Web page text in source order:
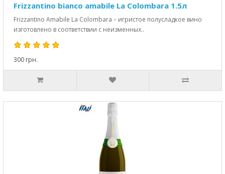
Frizzantino bianco amabile La Colombara 1.5л
Frizzantino Amabile La Colombara – игристое полусладкое вино
изготовлено в соответствии с неизменных..
300 грн.